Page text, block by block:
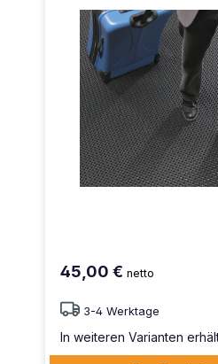
45,00 € netto
3-4 Werktage
In weiteren Varianten